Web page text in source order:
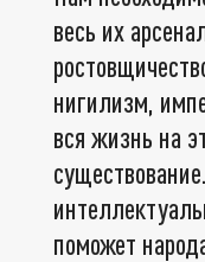
весь их
нигилизм,
вся жизнь на
поможет